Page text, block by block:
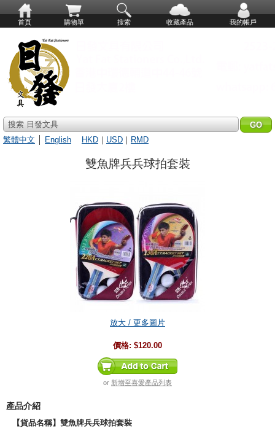
首頁 購物單 搜索 收藏產品 我的帳戶
搜索 日發文具
繁體中文
English HKD ｜ USD ｜ RMD
雙魚牌兵兵球拍套裝
放大 / 更多圖片
價格: $120.00
or 新增至喜愛產品列表
產品介紹
【貨品名稱】雙魚牌兵兵球拍套裝